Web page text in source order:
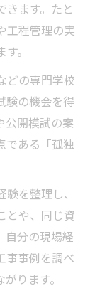
向を分析
験を活か
野を克服
策を徹底
アップの
ます。たと
工程管理の実
。
どの専門学校
験の機会を得
公開模試の案
である「孤独
を整理し、
とや、同じ資
自分の現場経
事事例を調べ
ります。